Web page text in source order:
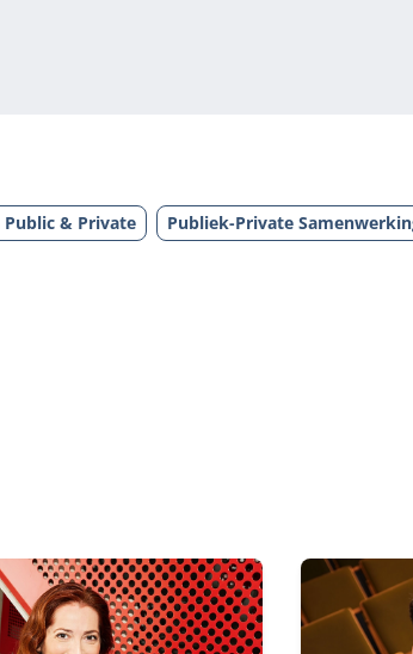
& Private Publiek-Private